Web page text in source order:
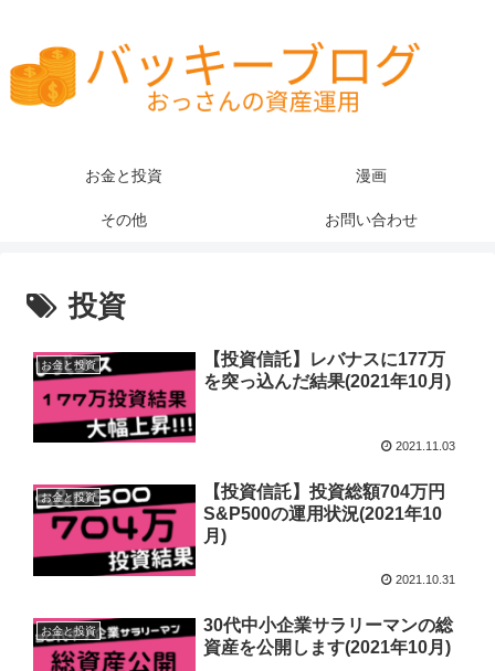
お金と投資 漫画
その他 お問い合わせ
投資
お金と投資
【投資信託】レバナスに177万
を突っ込んだ結果(2021年10月)
2021.11.03
お金と投資
【投資信託】投資総額704万円
S&P500の運用状況(2021年10
月)
2021.10.31
お金と投資
30代中小企業サラリーマンの総
資産を公開します(2021年10月)